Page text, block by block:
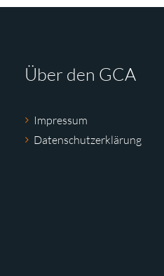
Über den GCA
Impressum
Datenschutzerklärung